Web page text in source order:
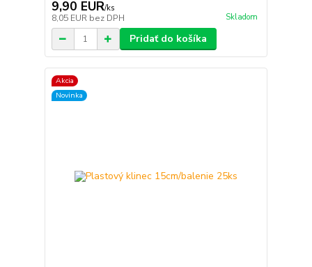
9,90 EUR/ks
8,05 EUR bez DPH Skladom
Pridať do košíka
Akcia
Novinka